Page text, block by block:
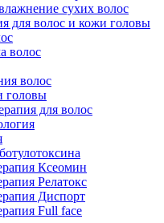
сухих волос
для волос и кожи головы
волос
волос
головы
для волос
Ксеомин
Релатокс
Диспорт
Full face